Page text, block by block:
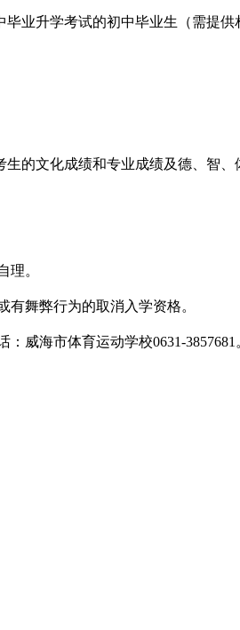
业升学考试的初中毕业生（需提
的文化成绩和专业成绩及德、智
。
舞弊行为的取消入学资格。
威海市体育运动学校0631-3857681